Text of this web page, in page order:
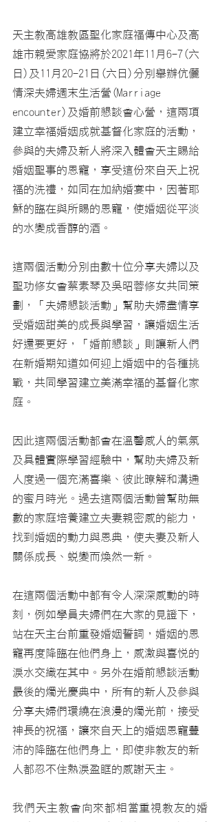
天主教高雄教區聖化家庭福傳中心及高
雄市親愛家庭協將於2021年11月6-7(六
日)及11月20-21日(六日)分別舉辦伉儷
情深夫婦週末生活營(Marriage
encounter)及婚前懇談會心營，這兩項
建立幸福婚姻成就基督化家庭的活動，
參與的夫婦及新人將深入體會天主賜給
婚姻聖事的恩寵，享受這份來自天上祝
福的洗禮，如同在加納婚宴中，因著耶
穌的臨在與所賜的恩寵，使婚姻從平淡
的水變成香醇的酒。
這兩個活動分別由數十位分享夫婦以及
聖功修女會蔡素琴及吳昭蓉修女共同策
劃，「夫婦懇談活動」幫助夫婦盡情享
受婚姻甜美的成長與學習，讓婚姻生活
好還要更好，「婚前懇談」則讓新人們
在新婚期知道如何迎上婚姻中的各種挑
戰，共同學習建立美滿幸福的基督化家
庭。
因此這兩個活動都會在溫馨感人的氣氛
及具體實際學習經驗中，幫助夫婦及新
人度過一個充滿喜樂、彼此暸解和溝通
的蜜月時光。過去這兩個活動曾幫助無
數的家庭培養建立夫妻親密感的能力，
找到婚姻的動力與恩典，使夫妻及新人
關係成長、蛻變而煥然一新。
在這兩個活動中都有令人深深感動的時
刻，例如學員夫婦們在大家的見證下，
站在天主台前重發婚姻誓詞，婚姻的恩
寵再度降臨在他們身上，感激與喜悅的
淚水交織在其中。另外在婚前懇談活動
最後的燭光慶典中，所有的新人及參與
分享夫婦們環繞在浪漫的燭光前，接受
神長的祝福，讓來自天上的婚姻恩寵豐
沛的降臨在他們身上，即使非教友的新
人都忍不住熱淚盈眶的感謝天主。
我們天主教會向來都相當重視教友的婚